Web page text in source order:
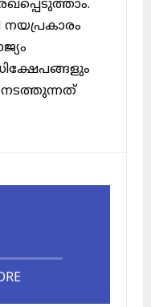
നയപ്രകാരം
നടത്തുന്നത്